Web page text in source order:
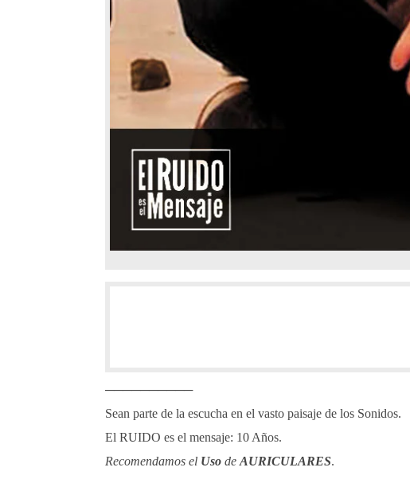
──────────
Sean parte de la escucha en el vasto paisaje de los Sonidos.
El RUIDO es el mensaje: 10 Años.
Recomendamos el Uso de AURICULARES.